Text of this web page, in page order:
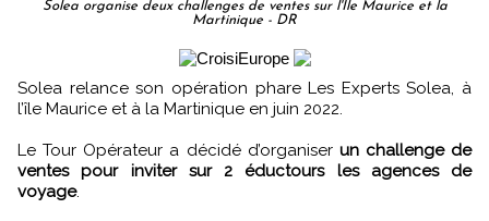
Solea organise deux challenges de ventes sur l'Ile Maurice et la
Martinique - DR
Solea relance son opération phare Les Experts Solea, à
l’île Maurice et à la Martinique en juin 2022.
Le Tour Opérateur a décidé d’organiser un challenge de
ventes pour inviter sur 2 éductours les agences de
voyage.